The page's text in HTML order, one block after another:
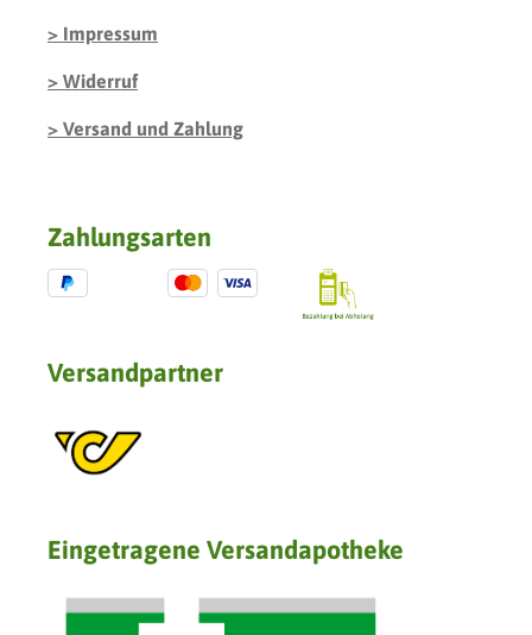
Impressum
Widerruf
Versand und Zahlung
Zahlungsarten
Versandpartner
Eingetragene Versandapotheke